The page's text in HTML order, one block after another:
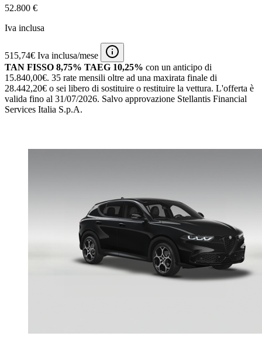
52.800 €
Iva inclusa
515,74€ Iva inclusa/mese
TAN FISSO 8,75% TAEG 10,25% con un anticipo di
15.840,00€. 35 rate mensili oltre ad una maxirata finale di
28.442,20€ o sei libero di sostituire o restituire la vettura. L'offerta è
valida fino al 31/07/2026. Salvo approvazione Stellantis Financial
Services Italia S.p.A.